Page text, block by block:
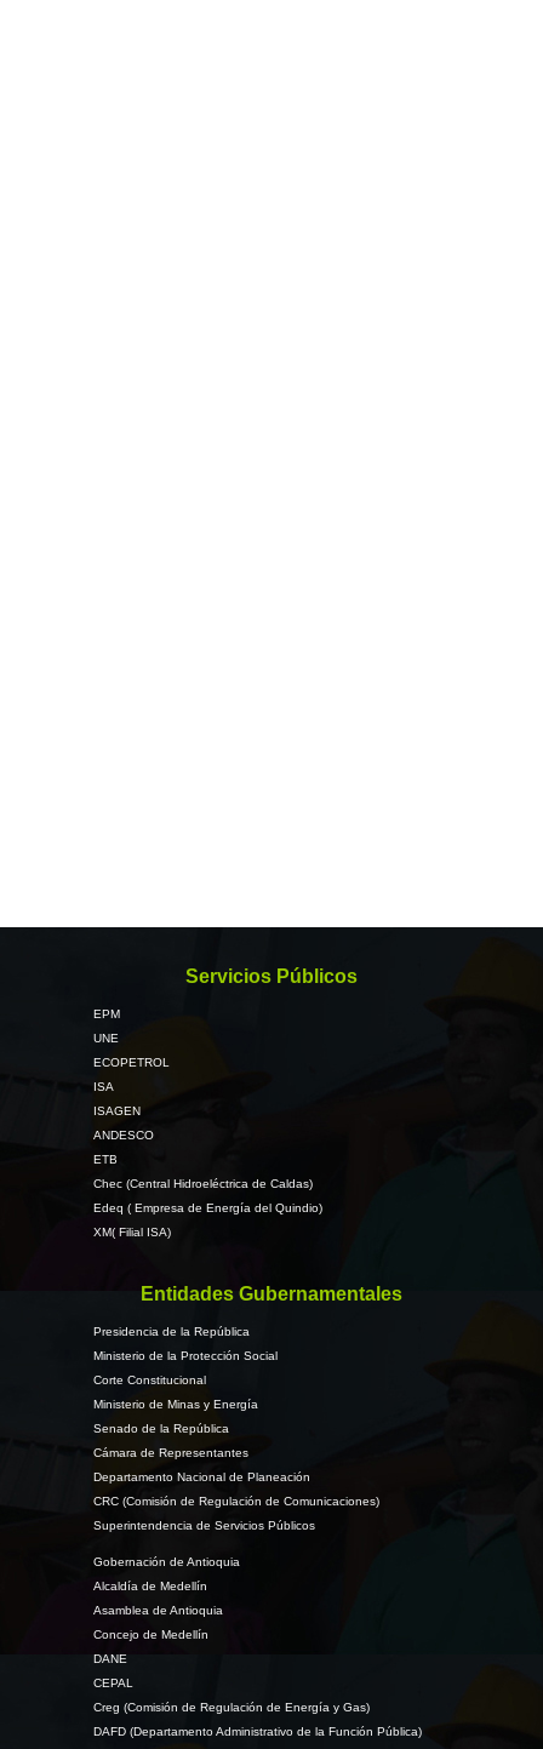
Servicios Públicos
EPM
UNE
ECOPETROL
ISA
ISAGEN
ANDESCO
ETB
Chec (Central Hidroeléctrica de Caldas)
Edeq ( Empresa de Energía del Quindio)
XM( Filial ISA)
Entidades Gubernamentales
Presidencia de la República
Ministerio de la Protección Social
Corte Constitucional
Ministerio de Minas y Energía
Senado de la República
Cámara de Representantes
Departamento Nacional de Planeación
CRC (Comisión de Regulación de Comunicaciones)
Superintendencia de Servicios Públicos
Gobernación de Antioquia
Alcaldía de Medellín
Asamblea de Antioquia
Concejo de Medellín
DANE
CEPAL
Creg (Comisión de Regulación de Energía y Gas)
DAFD (Departamento Administrativo de la Función Pública)